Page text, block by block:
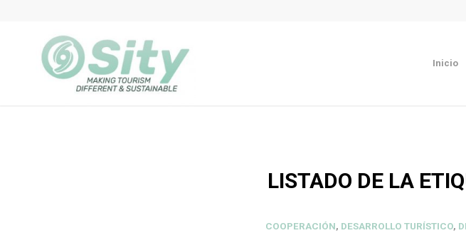
Inicio
LISTADO DE LA
COOPERACIÓN, DESARROLLO TURÍSTICO,